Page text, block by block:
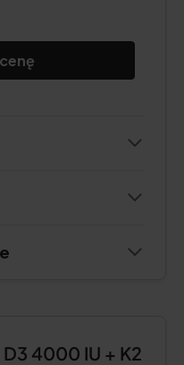
4000 IU + K2